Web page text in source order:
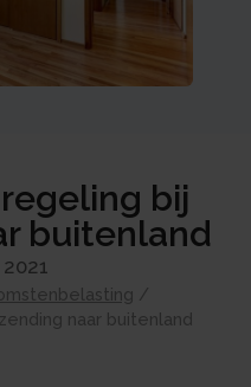
bij
buitenland
/
naar buitenland